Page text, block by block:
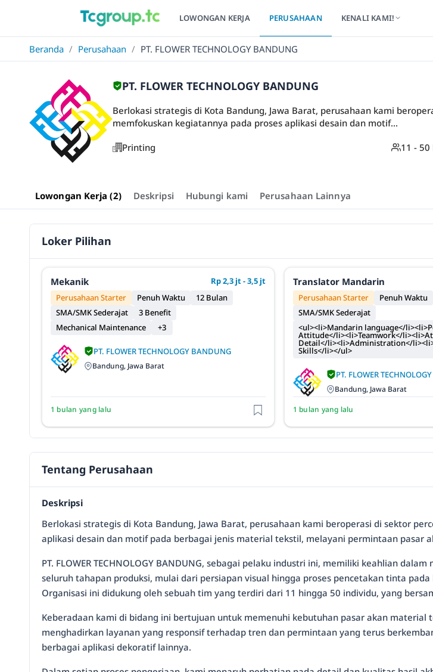
LOWONGAN KERJA PERUSAHAAN KENALI KAMI!
Beranda / Perusahaan / PT. FLOWER TECHNOLOGY BANDUNG
PT. FLOWER TECHNOLOGY BANDUNG
Berlokasi strategis di Kota Bandung, Jawa Barat, perusahaan kami
memfokuskan kegiatannya pada proses aplikasi desain dan motif...
Printing 11 -
Lowongan Kerja (2) Deskripsi Hubungi kami Perusahaan Lainnya
Loker Pilihan
Mekanik
Rp 2,3 jt - 3,5 jt
Perusahaan Starter
Penuh Waktu
12 Bulan
SMA/SMK Sederajat
3 Benefit
Mechanical Maintenance
+3
PT. FLOWER TECHNOLOGY BANDUNG
Bandung, Jawa Barat
1 bulan yang lalu
Translator Mandarin
Perusahaan Starter
Penuh Waktu
SMA/SMK Sederajat
<ul><li>Mandarin language</
Attitude</li><li>Teamwork</
Detail</li><li>Administration</
Skills</li></ul>
PT. FLOWER
Bandung, Jawa Barat
1 bulan yang lalu
Tentang Perusahaan
Deskripsi
Berlokasi strategis di Kota Bandung, Jawa Barat, perusahaan kami beroperasi di sektor
aplikasi desain dan motif pada berbagai jenis material tekstil, melayani permintaan pasar
PT. FLOWER TECHNOLOGY BANDUNG, sebagai pelaku industri ini, memiliki keahlian
seluruh tahapan produksi, mulai dari persiapan visual hingga proses pencetakan tinta
Organisasi ini didukung oleh sebuah tim yang terdiri dari 11 hingga 50 individu, yang
Keberadaan kami di bidang ini bertujuan untuk memenuhi kebutuhan pasar akan
menghadirkan layanan yang responsif terhadap tren dan permintaan yang terus
berbagai aplikasi dekoratif lainnya.